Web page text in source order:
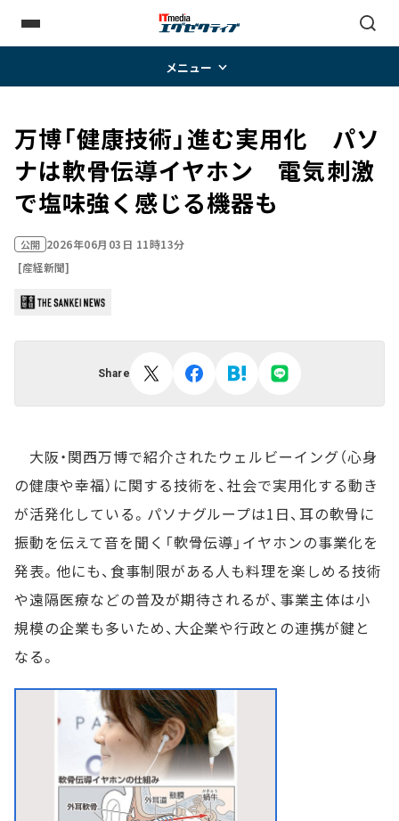
メニュー
万博「健康技術」進む実用化 パソ
ナは軟骨伝導イヤホン 電気刺激
で塩味強く感じる機器も
公開 2026年06月03日 11時13分
[産経新聞]
Share
大阪・関西万博で紹介されたウェルビーイング（心身
の健康や幸福）に関する技術を、社会で実用化する動き
が活発化している。パソナグループは1日、耳の軟骨に
振動を伝えて音を聞く「軟骨伝導」イヤホンの事業化を
発表。他にも、食事制限がある人も料理を楽しめる技術
や遠隔医療などの普及が期待されるが、事業主体は小
規模の企業も多いため、大企業や行政との連携が鍵と
なる。